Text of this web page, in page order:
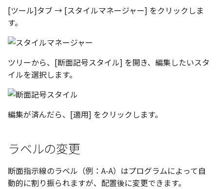
[ツール]タブ → [スタイルマネージャー] をクリックしま
す。
ツリーから、[断面記号スタイル] を開き、編集したいスタ
イルを選択します。
編集が済んだら、[適用] をクリックします。
ラベルの変更
断面指示線のラベル（例：A-A）はプログラムによって自
動的に割り振られますが、配置後に変更できます。